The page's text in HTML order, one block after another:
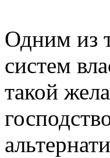
Одним из
систем
такой